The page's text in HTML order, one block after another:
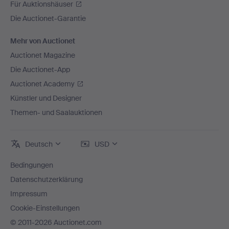
Für Auktionshäuser
Die Auctionet-Garantie
Mehr von Auctionet
Auctionet Magazine
Die Auctionet-App
Auctionet Academy
Künstler und Designer
Themen- und Saalauktionen
Deutsch USD
Bedingungen
Datenschutzerklärung
Impressum
Cookie-Einstellungen
© 2011-2026 Auctionet.com